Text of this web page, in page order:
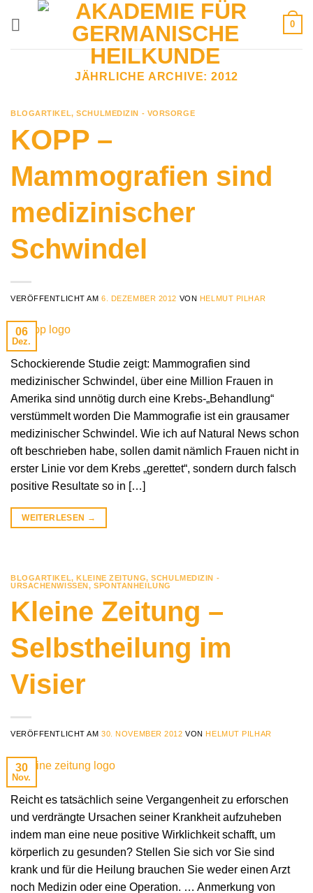
0
JÄHRLICHE ARCHIVE: 2012
BLOGARTIKEL,SCHULMEDIZIN - VORSORGE
KOPP –
Mammografien sind
medizinischer
Schwindel
VERÖFFENTLICHT AM6. DEZEMBER 2012 VON HELMUT PILHAR
06
Dez.
Schockierende Studie zeigt: Mammografien sind
medizinischer Schwindel, über eine Million Frauen in
Amerika sind unnötig durch eine Krebs-„Behandlung“
verstümmelt worden Die Mammografie ist ein grausamer
medizinischer Schwindel. Wie ich auf Natural News schon
oft beschrieben habe, sollen damit nämlich Frauen nicht in
erster Linie vor dem Krebs „gerettet“, sondern durch falsch
positive Resultate so in […]
WEITERLESEN →
BLOGARTIKEL,KLEINE ZEITUNG,SCHULMEDIZIN -
URSACHENWISSEN, SPONTANHEILUNG
Kleine Zeitung –
Selbstheilung im
Visier
VERÖFFENTLICHT AM30. NOVEMBER 2012 VON HELMUT PILHAR
30
Nov.
Reicht es tatsächlich seine Vergangenheit zu erforschen
und verdrängte Ursachen seiner Krankheit aufzuheben
indem man eine neue positive Wirklichkeit schafft, um
körperlich zu gesunden? Stellen Sie sich vor Sie sind
krank und für die Heilung brauchen Sie weder einen Arzt
noch Medizin oder eine Operation. … Anmerkung von